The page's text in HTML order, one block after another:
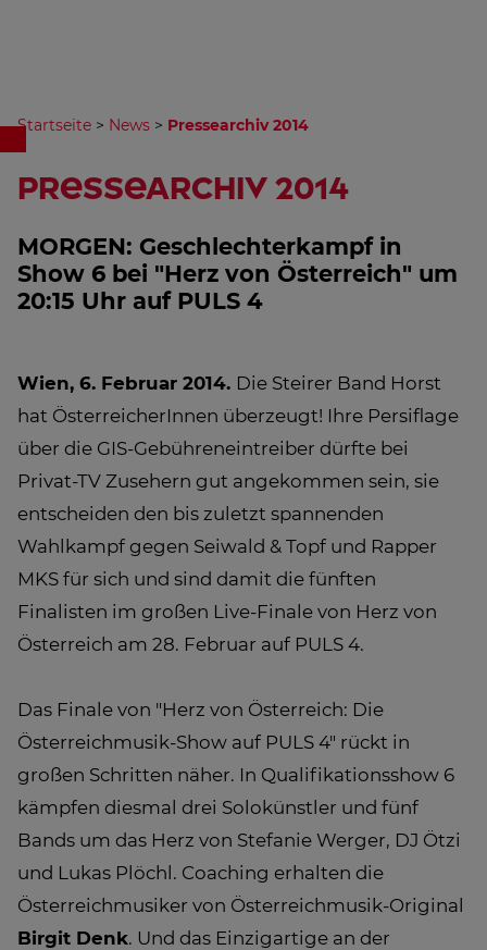
Startseite > News > Pressearchiv 2014
Pressearchiv 2014
MORGEN: Geschlechterkampf in
Show 6 bei "Herz von Österreich" um
20:15 Uhr auf PULS 4
Wien, 6. Februar 2014. Die Steirer Band Horst
hat ÖsterreicherInnen überzeugt! Ihre Persiflage
über die GIS-Gebühreneintreiber dürfte bei
Privat-TV Zusehern gut angekommen sein, sie
entscheiden den bis zuletzt spannenden
Wahlkampf gegen Seiwald & Topf und Rapper
MKS für sich und sind damit die fünften
Finalisten im großen Live-Finale von Herz von
Österreich am 28. Februar auf PULS 4.
Das Finale von "Herz von Österreich: Die
Österreichmusik-Show auf PULS 4" rückt in
großen Schritten näher. In Qualifikationsshow 6
kämpfen diesmal drei Solokünstler und fünf
Bands um das Herz von Stefanie Werger, DJ Ötzi
und Lukas Plöchl. Coaching erhalten die
Österreichmusiker von Österreichmusik-Original
Birgit Denk. Und das Einzigartige an der